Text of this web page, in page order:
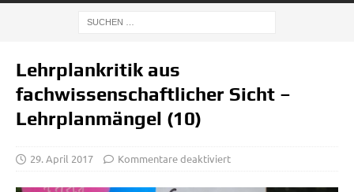
Lehrplankritik aus
fachwissenschaftlicher Sicht –
Lehrplanmängel (10)
29. April 2017 Kommentare deaktiviert